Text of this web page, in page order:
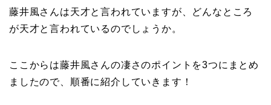
藤井風さんは天才と言われていますが、どんなところ
が天才と言われているのでしょうか。
ここからは藤井風さんの凄さのポイントを3つにまとめ
ましたので、順番に紹介していきます！